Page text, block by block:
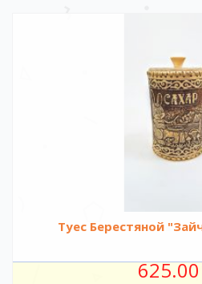
Туес Берестяной